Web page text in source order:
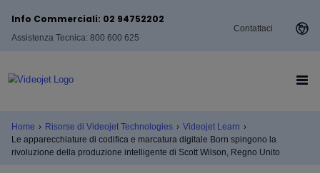
Info Commerciali: 02 94752202
Assistenza Tecnica: 800 600 625
Contattaci
Home › Risorse di Videojet Technologies › Videojet Learn ›
Le apparecchiature di codifica e marcatura digitale Born spingono la
rivoluzione della produzione intelligente di Scott Wilson, Regno Unito